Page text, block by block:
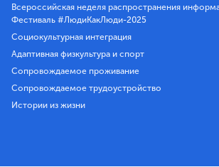
Всероссийская неделя распространения
Фестиваль #ЛюдиКакЛюди-2025
Социокультурная интеграция
Адаптивная физкультура и спорт
Сопровождаемое проживание
Сопровождаемое трудоустройство
Истории из жизни